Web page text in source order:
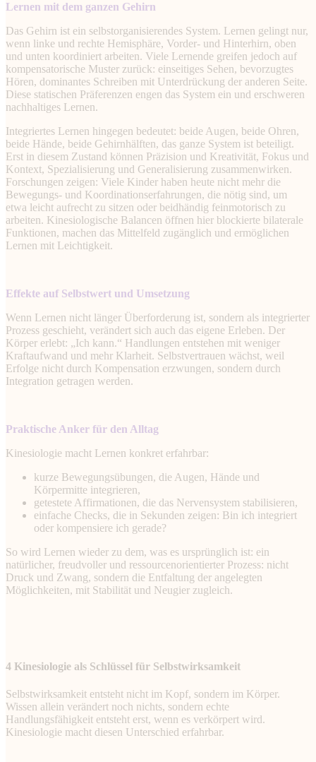
Lernen mit dem ganzen Gehirn
Das Gehirn ist ein selbstorganisierendes System. Lernen gelingt nur,
wenn linke und rechte Hemisphäre, Vorder- und Hinterhirn, oben
und unten koordiniert arbeiten. Viele Lernende greifen jedoch auf
kompensatorische Muster zurück: einseitiges Sehen, bevorzugtes
Hören, dominantes Schreiben mit Unterdrückung der anderen Seite.
Diese statischen Präferenzen engen das System ein und erschweren
nachhaltiges Lernen.
Integriertes Lernen hingegen bedeutet: beide Augen, beide Ohren,
beide Hände, beide Gehirnhälften, das ganze System ist beteiligt.
Erst in diesem Zustand können Präzision und Kreativität, Fokus und
Kontext, Spezialisierung und Generalisierung zusammenwirken.
Forschungen zeigen: Viele Kinder haben heute nicht mehr die
Bewegungs- und Koordinationserfahrungen, die nötig sind, um
etwa leicht aufrecht zu sitzen oder beidhändig feinmotorisch zu
arbeiten. Kinesiologische Balancen öffnen hier blockierte bilaterale
Funktionen, machen das Mittelfeld zugänglich und ermöglichen
Lernen mit Leichtigkeit.
Effekte auf Selbstwert und Umsetzung
Wenn Lernen nicht länger Überforderung ist, sondern als integrierter
Prozess geschieht, verändert sich auch das eigene Erleben. Der
Körper erlebt: „Ich kann.“ Handlungen entstehen mit weniger
Kraftaufwand und mehr Klarheit. Selbstvertrauen wächst, weil
Erfolge nicht durch Kompensation erzwungen, sondern durch
Integration getragen werden.
Praktische Anker für den Alltag
Kinesiologie macht Lernen konkret erfahrbar:
kurze Bewegungsübungen, die Augen, Hände und
Körpermitte integrieren,
getestete Affirmationen, die das Nervensystem stabilisieren,
einfache Checks, die in Sekunden zeigen: Bin ich integriert
oder kompensiere ich gerade?
So wird Lernen wieder zu dem, was es ursprünglich ist: ein
natürlicher, freudvoller und ressourcenorientierter Prozess: nicht
Druck und Zwang, sondern die Entfaltung der angelegten
Möglichkeiten, mit Stabilität und Neugier zugleich.
4 Kinesiologie als Schlüssel für Selbstwirksamkeit
Selbstwirksamkeit entsteht nicht im Kopf, sondern im Körper.
Wissen allein verändert noch nichts, sondern echte
Handlungsfähigkeit entsteht erst, wenn es verkörpert wird.
Kinesiologie macht diesen Unterschied erfahrbar.